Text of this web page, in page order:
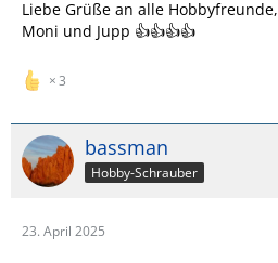
Liebe Grüße an alle Hobbyfreunde,
Moni und Jupp 👍👍👍👍
3
bassman
Hobby-Schrauber
23. April 2025